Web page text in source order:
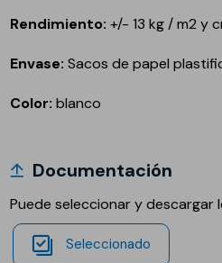
Rendimiento: +/- 13 kg / m2 y
Envase: Sacos de papel
Color: blanco
Documentación
Puede seleccionar y descargar
Seleccionado